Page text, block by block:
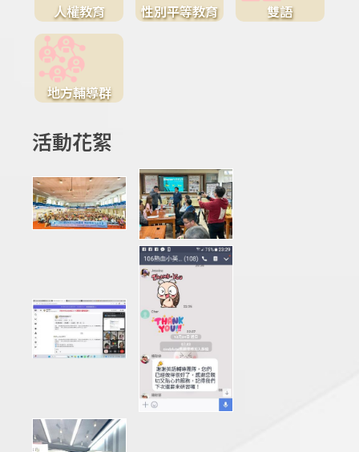
人權教育 性別平等教育 雙語
地方輔導群
活動花絮